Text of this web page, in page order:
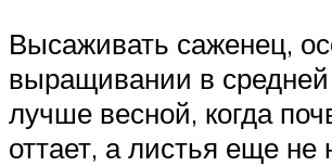
Высаживать саженец,
выращивании в средней
лучше весной, когда
оттает, а листья еще не